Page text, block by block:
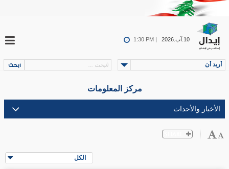
10.آب.2026 1:30 PM |
أريد أن
مركز المعلومات
الكل